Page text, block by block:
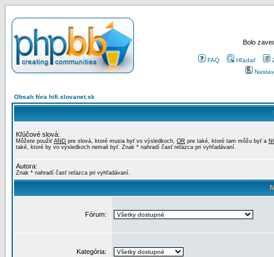
Bolo
FAQ Hľadať
Obsah fóra hifi.slovanet.sk
Kľúčové slová:
Môžete použiť AND pre slová, ktoré musia byť vo výsledkoch, OR pre také, ktoré tam môžu byť a
také, ktoré by vo výsledkoch nemali byť. Znak * nahradí časť reťazca pri vyhľadávaní.
Autora:
Znak * nahradí časť reťazca pri vyhľadávaní.
Fórum:
Kategória: